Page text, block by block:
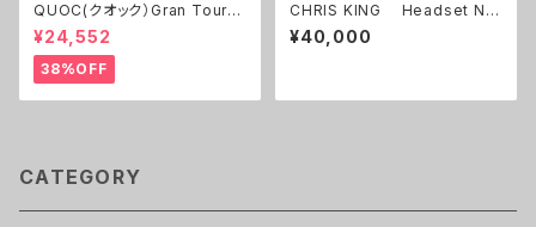
QUOC(クオック）Gran Tourer
Ⅱ
¥24,552
38%OFF
CHRIS KING Headset No
Thread Set Taperd 1-1/2
各色
¥40,000
CATEGORY